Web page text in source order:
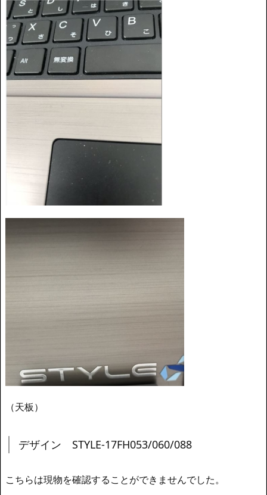
（天板）
デザイン STYLE-17FH053/060/088
こちらは現物を確認することができませんでした。